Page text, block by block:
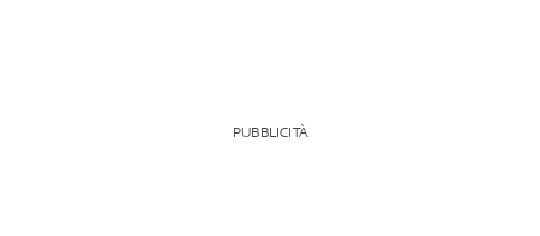
PUBBLICITÀ